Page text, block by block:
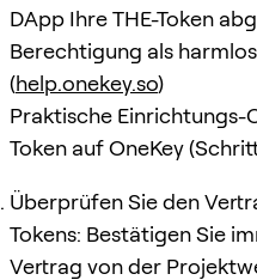
DApp Ihre THE-Token
Berechtigung als
(help.onekey.so)
Praktische Einrichtungs-
Token auf OneKey
Überprüfen Sie den
Tokens: Bestätigen Sie
Vertrag von der